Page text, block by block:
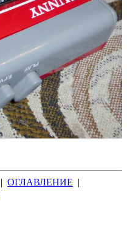
| ОГЛАВЛЕНИЕ |